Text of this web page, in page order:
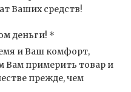
Ваших средств!
деньги! *
и Ваш комфорт,
Вам примерить товар и
прежде, чем